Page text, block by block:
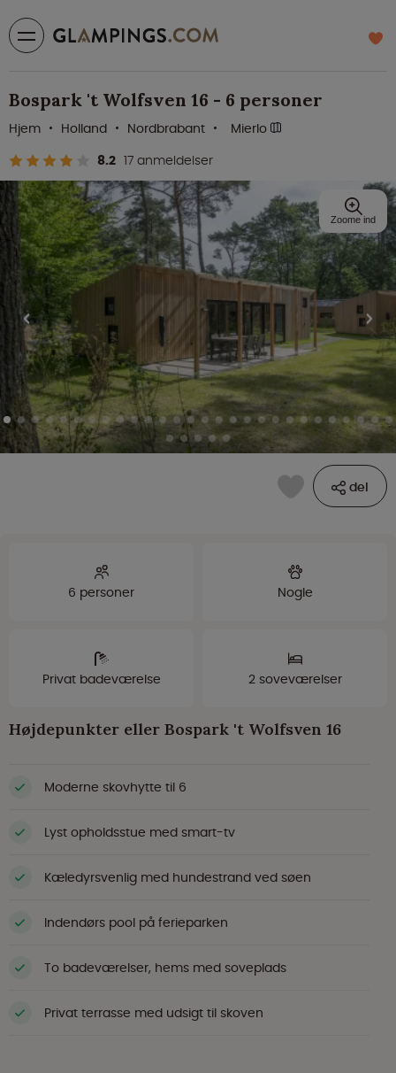
Bospark 't Wolfsven 16 - 6 personer
8.2 17 anmeldelser
Hjem Holland Nordbrabant Mierlo
del
Zoome ind
6 personer Nogle
Privat badeværelse 2 soveværelser
Højdepunkter eller Bospark 't Wolfsven 16
Moderne skovhytte til 6
Lyst opholdsstue med smart-tv
Kæledyrsvenlig med hundestrand ved søen
Indendørs pool på ferieparken
To badeværelser, hems med soveplads
Privat terrasse med udsigt til skoven